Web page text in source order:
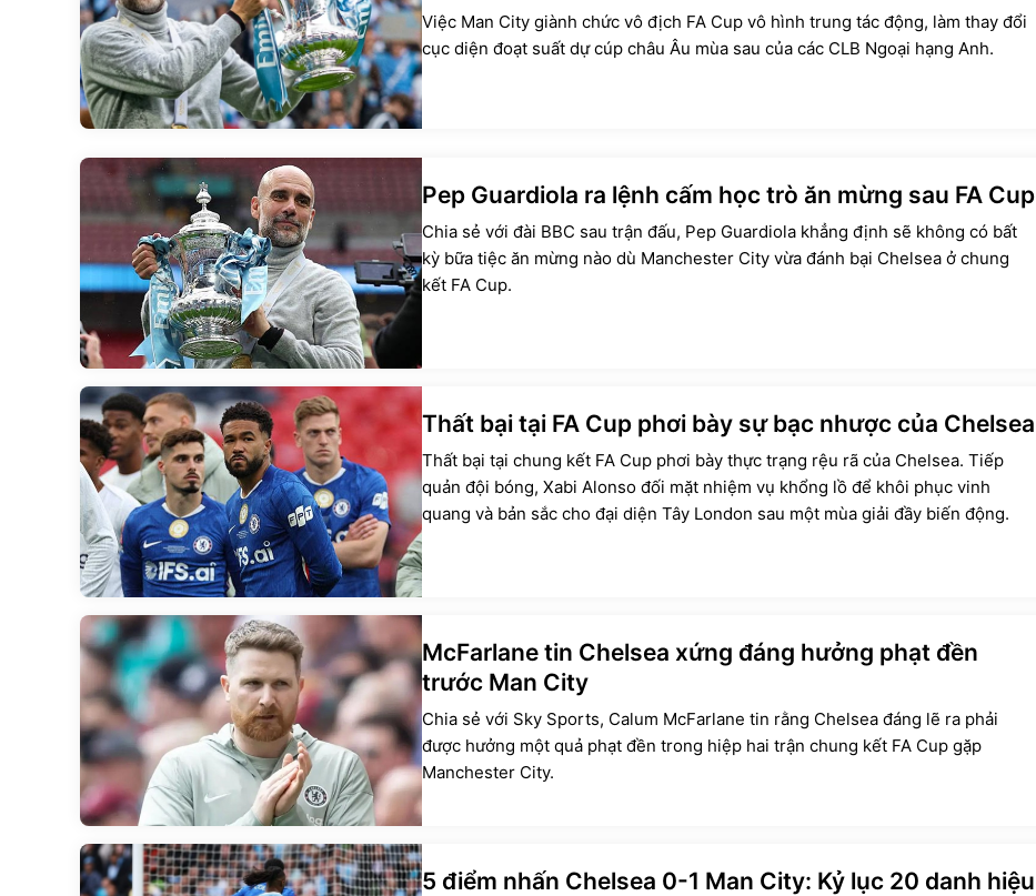
Việc Man City giành chức vô địch FA Cup vô hình trung tác động, làm thay đổi
cục diện đoạt suất dự cúp châu Âu mùa sau của các CLB Ngoại hạng Anh.
Pep Guardiola ra lệnh cấm học trò ăn mừng sau FA Cup
Chia sẻ với đài BBC sau trận đấu, Pep Guardiola khẳng định sẽ không có bất
kỳ bữa tiệc ăn mừng nào dù Manchester City vừa đánh bại Chelsea ở chung
kết FA Cup.
Thất bại tại FA Cup phơi bày sự bạc nhược của Chelsea
Thất bại tại chung kết FA Cup phơi bày thực trạng rệu rã của Chelsea. Tiếp
quản đội bóng, Xabi Alonso đối mặt nhiệm vụ khổng lồ để khôi phục vinh
quang và bản sắc cho đại diện Tây London sau một mùa giải đầy biến động.
McFarlane tin Chelsea xứng đáng hưởng phạt đền
trước Man City
Chia sẻ với Sky Sports, Calum McFarlane tin rằng Chelsea đáng lẽ ra phải
được hưởng một quả phạt đền trong hiệp hai trận chung kết FA Cup gặp
Manchester City.
5 điểm nhấn Chelsea 0-1 Man City: Kỷ lục 20 danh hiệu